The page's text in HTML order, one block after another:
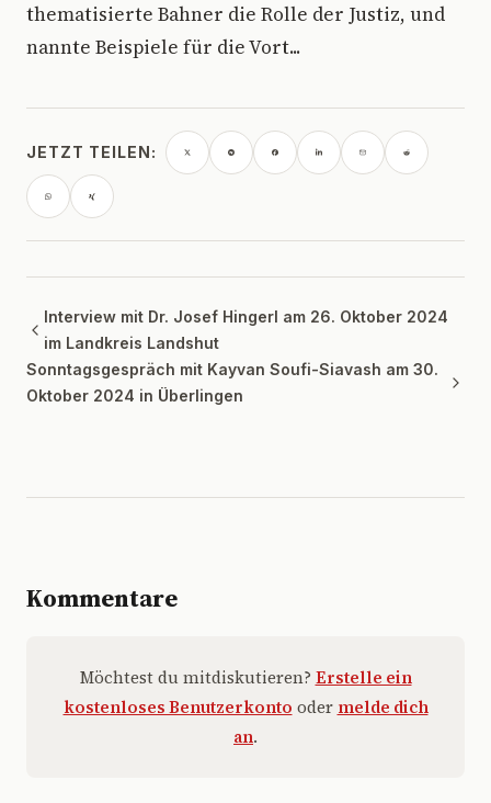
thematisierte Bahner die Rolle der Justiz, und
nannte Beispiele für die Vort...
JETZT TEILEN:
Interview mit Dr. Josef Hingerl am 26. Oktober 2024
im Landkreis Landshut
Sonntagsgespräch mit Kayvan Soufi-Siavash am 30.
Oktober 2024 in Überlingen
Kommentare
Möchtest du mitdiskutieren? Erstelle ein
kostenloses Benutzerkonto oder melde dich
an.